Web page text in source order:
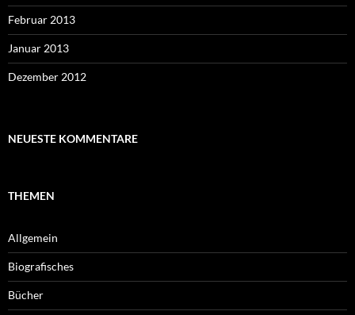
Februar 2013
Januar 2013
Dezember 2012
NEUESTE KOMMENTARE
THEMEN
Allgemein
Biografisches
Bücher